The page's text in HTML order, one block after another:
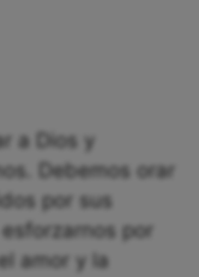
a Dios y
Debemos orar
por sus
por
amor y la